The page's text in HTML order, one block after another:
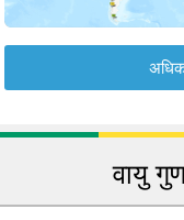
वायु